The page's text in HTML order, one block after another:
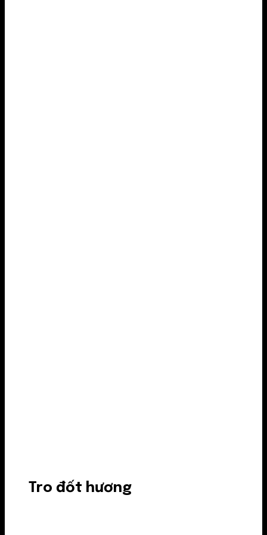
Tro đốt hương